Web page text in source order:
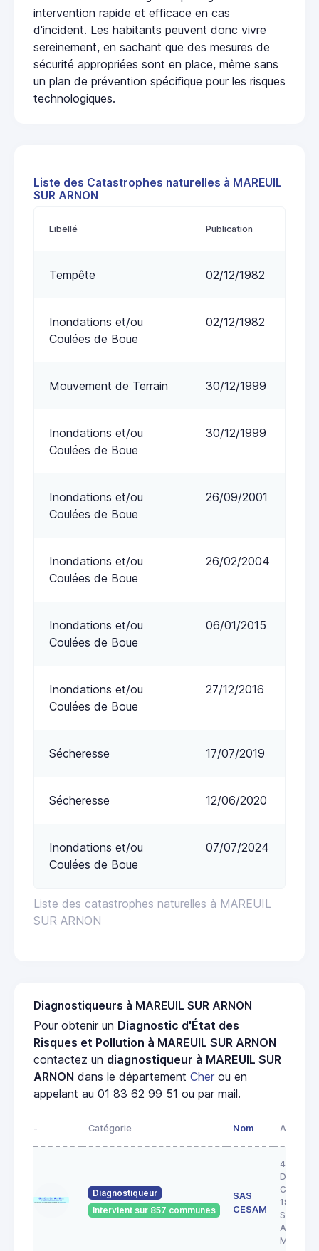
intervention rapide et efficace en cas
d'incident. Les habitants peuvent donc vivre
sereinement, en sachant que des mesures de
sécurité appropriées sont en place, même sans
un plan de prévention spécifique pour les risques
technologiques.
Liste des Catastrophes naturelles à MAREUIL
SUR ARNON
Liste des catastrophes naturelles à MAREUIL
SUR ARNON
Libellé Publication
Tempête 02/12/1982
Inondations et/ou
Coulées de Boue
02/12/1982
Mouvement de Terrain 30/12/1999
Inondations et/ou
Coulées de Boue
30/12/1999
Inondations et/ou
Coulées de Boue
26/09/2001
Inondations et/ou
Coulées de Boue
26/02/2004
Inondations et/ou
Coulées de Boue
06/01/2015
Inondations et/ou
Coulées de Boue
27/12/2016
Sécheresse 17/07/2019
Sécheresse 12/06/2020
Inondations et/ou
Coulées de Boue
07/07/2024
Diagnostiqueurs à MAREUIL SUR ARNON
Pour obtenir un Diagnostic d'État des
Risques et Pollution à MAREUIL SUR ARNON
contactez un diagnostiqueur à MAREUIL SUR
ARNON dans le département Cher ou en
appelant au 01 83 62 99 51 ou par mail.
- Catégorie Nom Adresse
Diagnostiqueur
Intervient sur 857 communes
SAS
CESAM
43 RUE
COULON
18200
SAINT
AMAND